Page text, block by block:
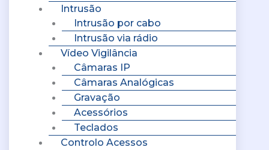
Intrusão
Intrusão por cabo
Intrusão via rádio
Vídeo Vigilância
Câmaras IP
Câmaras Analógicas
Gravação
Acessórios
Teclados
Controlo Acessos